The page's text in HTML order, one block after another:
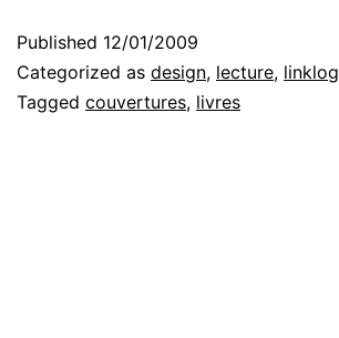
Published 12/01/2009
Categorized as design, lecture, linklog
Tagged couvertures, livres